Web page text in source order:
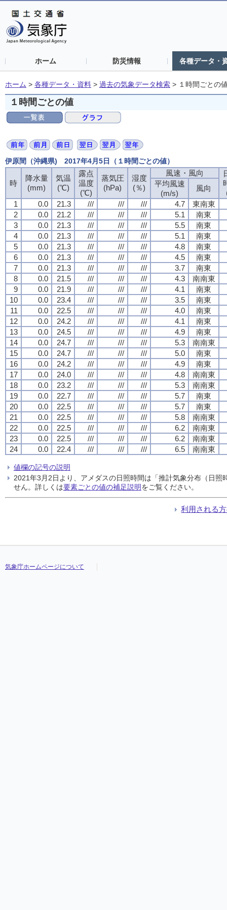
ホーム 防災情報 各種データ・
ホーム > 各種データ・資料 > 過去の気象データ検索 > １時間ごとの
１時間ごとの値
伊原間（沖縄県) 2017年4月5日（１時間ごとの値）
時
降水量
(mm)
気温
(℃)
露点
温度
(℃)
蒸気圧
(hPa)
湿度
(％)
風速・風向
平均風速
(m/s)
風向
1
0.0 21.3 /// /// /// 4.7
東南東
2
0.0 21.2 /// /// /// 5.1
南東
3
0.0 21.3 /// /// /// 5.5
南東
4
0.0 21.3 /// /// /// 5.1
南東
5
0.0 21.3 /// /// /// 4.8
南東
6
0.0 21.3 /// /// /// 4.5
南東
7
0.0 21.3 /// /// /// 3.7
南東
8
0.0 21.5 /// /// /// 4.3
南南東
9
0.0 21.9 /// /// /// 4.1
南東
10
0.0 23.4 /// /// /// 3.5
南東
11
0.0 22.5 /// /// /// 4.0
南東
12
0.0 24.2 /// /// /// 4.1
南東
13
0.0 24.5 /// /// /// 4.9
南東
14
0.0 24.7 /// /// /// 5.3
南南東
15
0.0 24.7 /// /// /// 5.0
南東
16
0.0 24.2 /// /// /// 4.9
南東
17
0.0 24.0 /// /// /// 4.8
南南東
18
0.0 23.2 /// /// /// 5.3
南南東
19
0.0 22.7 /// /// /// 5.7
南東
20
0.0 22.5 /// /// /// 5.7
南東
21
0.0 22.5 /// /// /// 5.8
南南東
22
0.0 22.5 /// /// /// 6.2
南南東
23
0.0 22.5 /// /// /// 6.2
南南東
24
0.0 22.4 /// /// /// 6.5 南南東
値欄の記号の説明
2021年3月2日より、アメダスの日照時間は「推計気象分布（日
せん。詳しくは要素ごとの値の補足説明をご覧ください。
利用される
気象庁ホームページについて